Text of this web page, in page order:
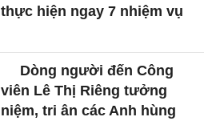
thực hiện ngay 7 nhiệm vụ
Dòng người đến Công
viên Lê Thị Riêng tưởng
niệm, tri ân các Anh hùng